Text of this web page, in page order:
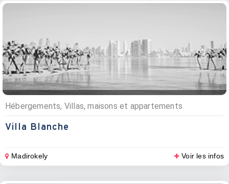
Hébergements, Villas, maisons et appartements
Villa Blanche
Madirokely Voir les infos